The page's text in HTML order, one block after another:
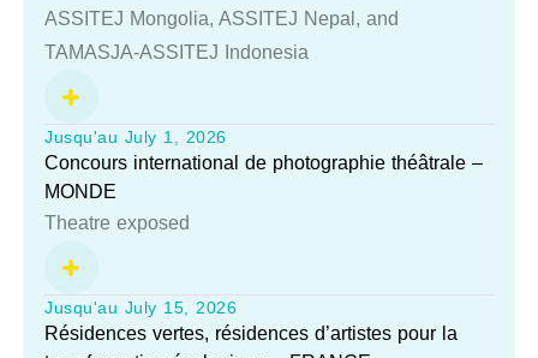
ASSITEJ Mongolia, ASSITEJ Nepal, and
TAMASJA-ASSITEJ Indonesia
Jusqu'au July 1, 2026
Concours international de photographie théâtrale –
MONDE
Theatre exposed
Jusqu'au July 15, 2026
Résidences vertes, résidences d’artistes pour la